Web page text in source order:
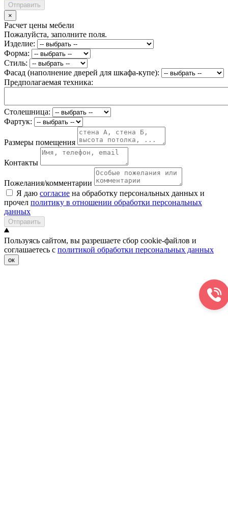
Отправить
×
Расчет цены мебели
Пожалуйста, заполните поля.
Изделие:
Форма:
Стиль:
Фасад (наполнение дверей для шкафа-купе):
Предполагаемая техника:
Столешница:
Фартук:
Размеры помещения
Контакты
Пожелания/комментарии
Я даю согласие на обработку персональных данных и
прочел политику в отношении обработки персональных
данных
Отправить
Пользуясь сайтом, вы разрешаете сбор cookie-файлов и
соглашаетесь с политикой обработки персональных данных
ок